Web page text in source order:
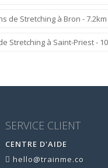
de Stretching à Bron - 7.2km
Stretching à Saint-Priest -
SERVICE CLIENT
CENTRE D'AIDE
hello@trainme.co